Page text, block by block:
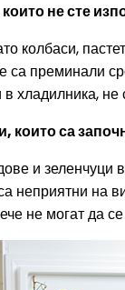
не сте
колбаси,
преминали
хладилника,
които са
и зеленчуци
неприятни на
не могат да